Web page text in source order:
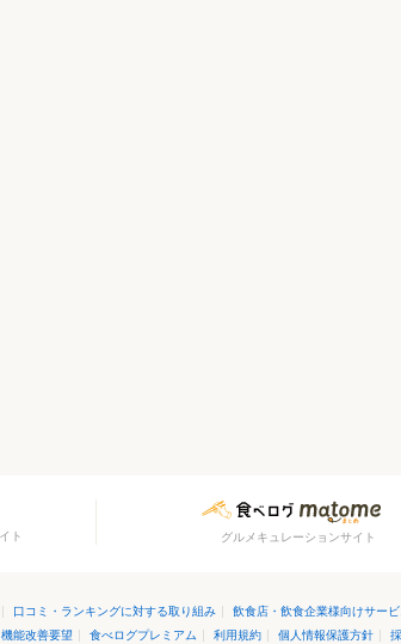
ト グルメキュレーションサイト
| 口コミ・ランキングに対する取り組み | 飲食店・飲食企業様向けサー
機能改善要望 | 食べログプレミアム | 利用規約 | 個人情報保護方針 |